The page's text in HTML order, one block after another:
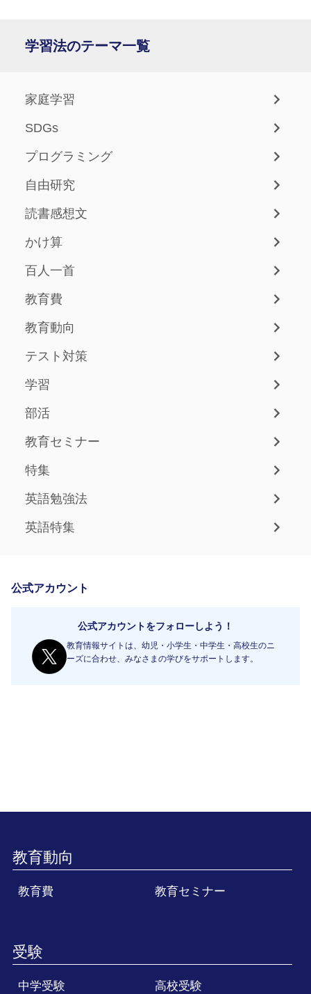
学習法のテーマ一覧
家庭学習
SDGs
プログラミング
自由研究
読書感想文
かけ算
百人一首
教育費
教育動向
テスト対策
学習
部活
教育セミナー
特集
英語勉強法
英語特集
公式アカウント
公式アカウントをフォローしよう！
教育情報サイトは、幼児・小学生・中学生・高校生のニ
ーズに合わせ、みなさまの学びをサポートします。
教育動向
教育費 教育セミナー
受験
中学受験
高校受験